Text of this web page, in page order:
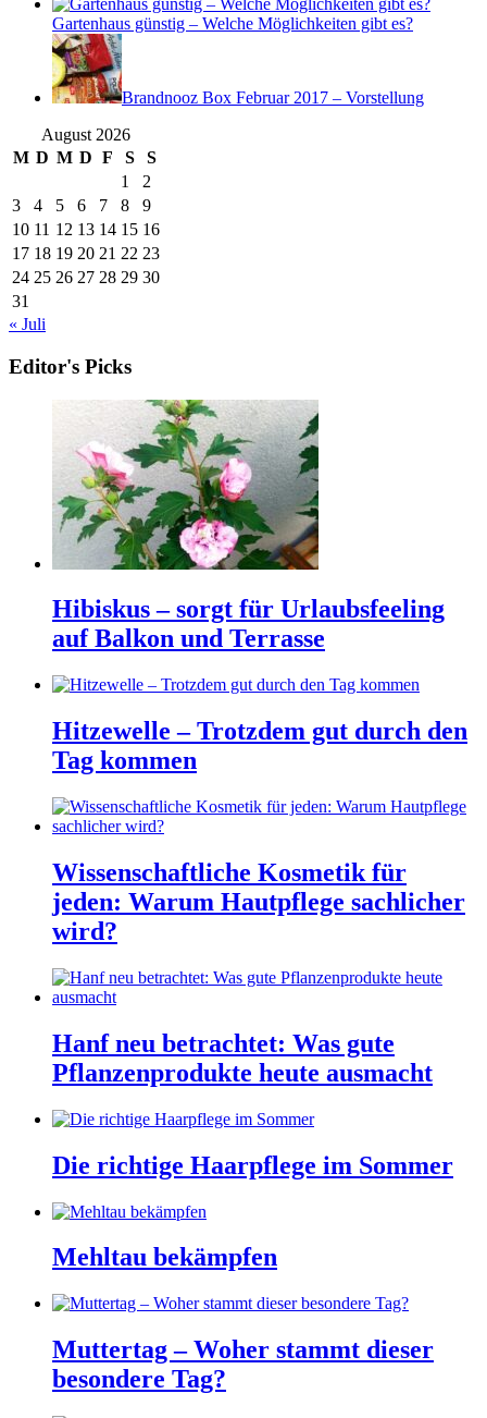
Gartenhaus günstig – Welche Möglichkeiten gibt es?
Brandnooz Box Februar 2017 – Vorstellung
August 2026
M D M D F S
S
1
2
3
4 5 6 7 8
9
10 11 12 13 14 15 16
17 18 19 20 21 22 23
24 25 26 27 28 29 30
31
« Juli
Editor's Picks
Hibiskus – sorgt für Urlaubsfeeling
auf Balkon und Terrasse
Hitzewelle – Trotzdem gut durch den
Tag kommen
Wissenschaftliche Kosmetik für
jeden: Warum Hautpflege sachlicher
wird?
Hanf neu betrachtet: Was gute
Pflanzenprodukte heute ausmacht
Die richtige Haarpflege im Sommer
Mehltau bekämpfen
Muttertag – Woher stammt dieser
besondere Tag?